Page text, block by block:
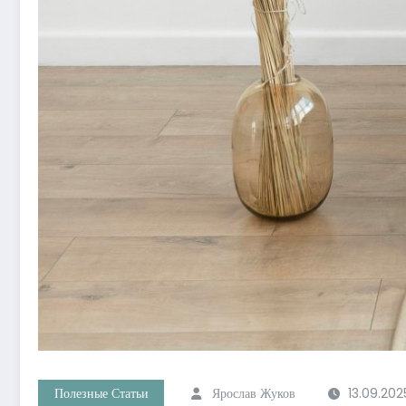
Полезные Статьи Ярослав Жуков